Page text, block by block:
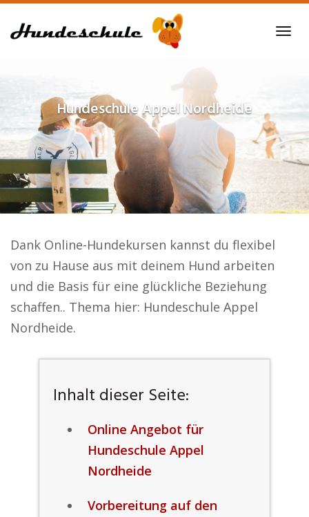
to
HundeschuleAppel Nordheide
Dank Online-Hundekursen kannst du flexibel
von zu Hause aus mit deinem Hund arbeiten
und die Basis für eine glückliche Beziehung
schaffen.. Thema hier: Hundeschule Appel
Nordheide.
Inhalt dieser Seite:
Online Angebot für
Hundeschule Appel
Nordheide
Vorbereitung auf den